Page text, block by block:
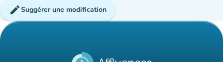
editSuggérer une modification